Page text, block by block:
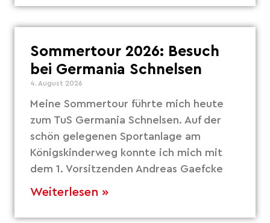
Sommertour 2026: Besuch
bei Germania Schnelsen
4. August 2026
Meine Sommertour führte mich heute
zum TuS Germania Schnelsen. Auf der
schön gelegenen Sportanlage am
Königskinderweg konnte ich mich mit
dem 1. Vorsitzenden Andreas Gaefcke
Weiterlesen »